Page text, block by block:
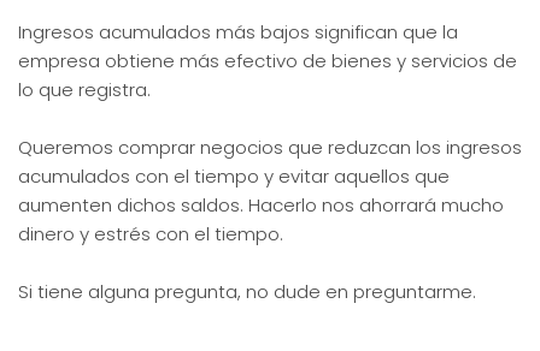
Ingresos acumulados más bajos significan que la
empresa obtiene más efectivo de bienes y servicios de
lo que registra.
Queremos comprar negocios que reduzcan los ingresos
acumulados con el tiempo y evitar aquellos que
aumenten dichos saldos. Hacerlo nos ahorrará mucho
dinero y estrés con el tiempo.
Si tiene alguna pregunta, no dude en preguntarme.